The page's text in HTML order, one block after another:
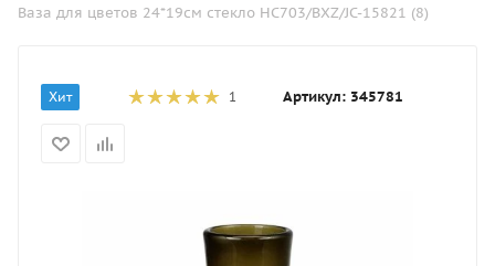
Ваза для цветов 24*19см стекло HC703/BXZ/JC-15821 (8)
Хит 1 Артикул: 345781